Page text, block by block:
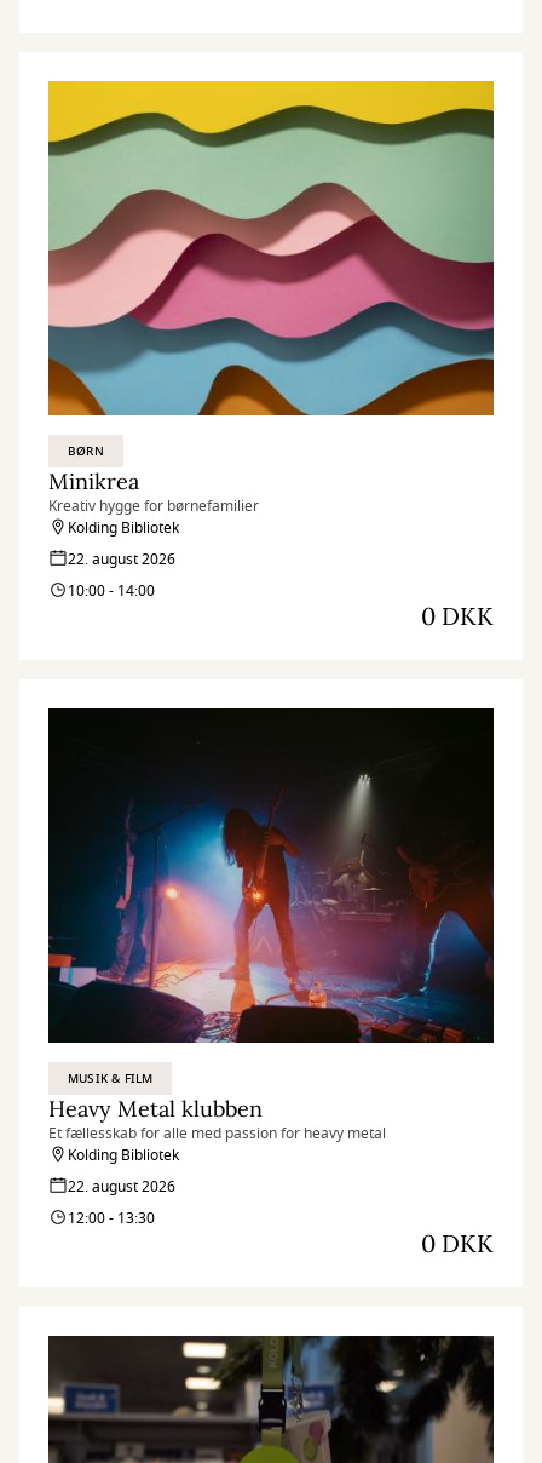
BØRN
Minikrea
Kreativ hygge for børnefamilier
Kolding Bibliotek
22. august 2026
10:00 - 14:00
0 DKK
MUSIK & FILM
Heavy Metal klubben
Et fællesskab for alle med passion for heavy metal
Kolding Bibliotek
22. august 2026
12:00 - 13:30
0 DKK